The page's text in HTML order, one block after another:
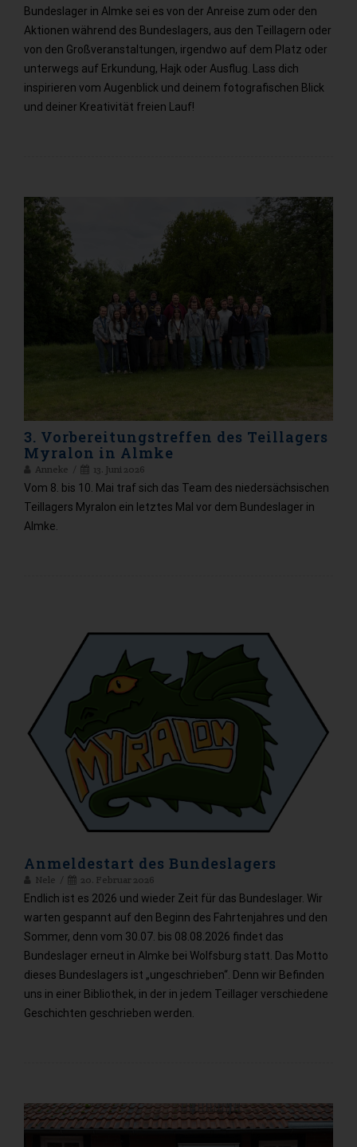
Bundeslager in Almke sei es von der Anreise zum oder den
Aktionen während des Bundeslagers, aus den Teillagern oder
von den Großveranstaltungen, irgendwo auf dem Platz oder
unterwegs auf Erkundung, Hajk oder Ausflug. Lass dich
inspirieren vom Augenblick und deinem fotografischen Blick
und deiner Kreativität freien Lauf!
3. Vorbereitungstreffen des Teillagers
Myralon in Almke
Anneke 13. Juni 2026
Vom 8. bis 10. Mai traf sich das Team des niedersächsischen
Teillagers Myralon ein letztes Mal vor dem Bundeslager in
Almke.
Anmeldestart des Bundeslagers
Nele 20. Februar 2026
Endlich ist es 2026 und wieder Zeit für das Bundeslager. Wir
warten gespannt auf den Beginn des Fahrtenjahres und den
Sommer, denn vom 30.07. bis 08.08.2026 findet das
Bundeslager erneut in Almke bei Wolfsburg statt. Das Motto
dieses Bundeslagers ist „ungeschrieben“. Denn wir Befinden
uns in einer Bibliothek, in der in jedem Teillager verschiedene
Geschichten geschrieben werden.